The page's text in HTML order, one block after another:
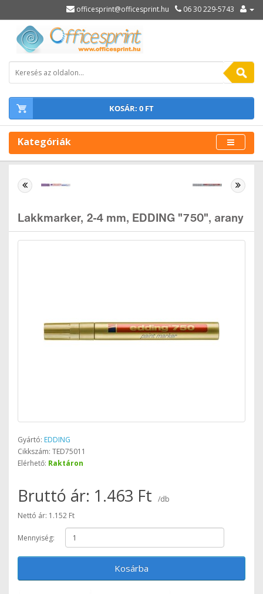
officesprint@officesprint.hu 06 30 229-5743
KOSÁR: 0 FT
Kategóriák
Lakkmarker, 2-4 mm, EDDING "750", arany
Gyártó: EDDING
Cikkszám: TED75011
Elérhető: Raktáron
Bruttó ár: 1.463 Ft
/db
Nettó ár: 1.152 Ft
Mennyiség:
Kosárba